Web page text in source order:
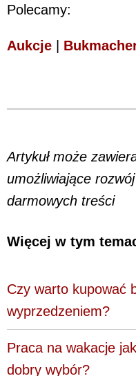
Polecamy:
Aukcje
Artykuł może
umożliwiające
darmowych treści
Więcej w tym
Czy warto kupować
wyprzedzeniem?
Praca na wakacje
dobry wybór?